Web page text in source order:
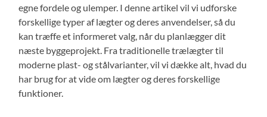
egne fordele og ulemper. I denne artikel vil vi udforske
forskellige typer af lægter og deres anvendelser, så du
kan træffe et informeret valg, når du planlægger dit
næste byggeprojekt. Fra traditionelle trælægter til
moderne plast- og stålvarianter, vil vi dække alt, hvad du
har brug for at vide om lægter og deres forskellige
funktioner.